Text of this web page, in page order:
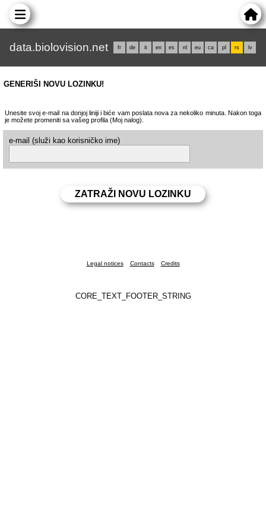
data.biolovision.net fr de it en es nl eu ca pl rs lv
GENERIŠI NOVU LOZINKU!
Unesite svoj e-mail na donjoj liniji i biće vam poslata nova za nekoliko minuta. Nakon toga
je možete promeniti sa vašeg profila (Moj nalog).
e-mail (služi kao korisničko ime)
Legal notices Contacts Credits
CORE_TEXT_FOOTER_STRING